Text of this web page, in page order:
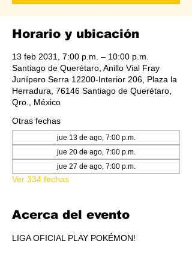
Horario y ubicación
13 feb 2031, 7:00 p.m. – 10:00 p.m.
Santiago de Querétaro, Anillo Vial Fray
Junípero Serra 12200-Interior 206, Plaza la
Herradura, 76146 Santiago de Querétaro,
Qro., México
Otras fechas
jue 13 de ago, 7:00 p.m.
jue 20 de ago, 7:00 p.m.
jue 27 de ago, 7:00 p.m.
Ver 334 fechas
Acerca del evento
LIGA OFICIAL PLAY POKÉMON!